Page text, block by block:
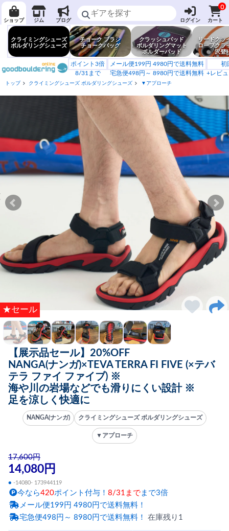
ショップ ジム ブログ ログイン
0
カート
クライミングシューズ
ボルダリングシューズ
チョーク ブラシ
チョークバッグ
クラッシュパッド
ボルダリングマット
ボルダーパッド
リードクラ
ロープクラ
沢登
ポイント3倍
8/31まで
メール便199円 4980円で送料無料
宅急便498円～ 8980円で送料無料
初
+レビ
トップ クライミングシューズ ボルダリングシューズ ▼アプローチ
★セール
【展示品セール】20%OFF
NANGA(ナンガ)×TEVA TERRA FI FIVE (×テバ
テラ ファイ ファイブ) ※
海や川の岩場などでも滑りにくい設計 ※
足を涼しく快適に
NANGA(ナンガ) クライミングシューズ ボルダリングシューズ
▼アプローチ
17,600円
14,080円
● -14080- 173944119
今なら420ポイント付与！ 8/31まで まで3倍
メール便199円 4980円で送料無料！
宅急便498円～ 8980円で送料無料！ 在庫残り1